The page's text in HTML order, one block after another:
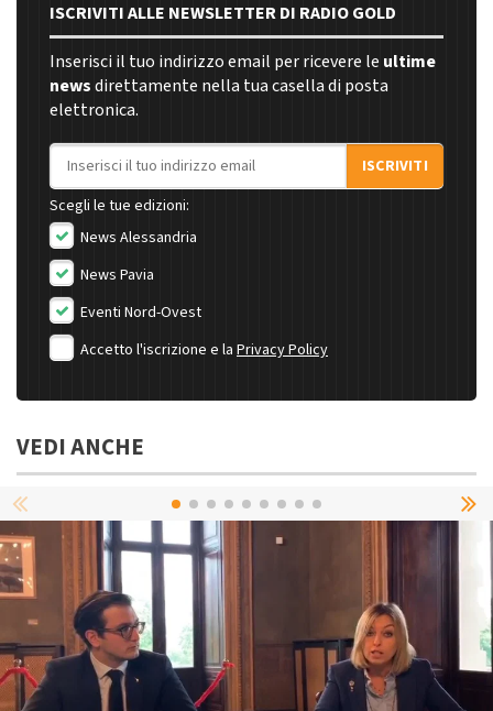
ISCRIVITI ALLE NEWSLETTER DI RADIO GOLD
Inserisci il tuo indirizzo email per ricevere le ultime
newsdirettamente nella tua casella di posta
elettronica.
Indirizzo email
ISCRIVITI
Scegli le tue edizioni:
News Alessandria
News Pavia
Eventi Nord-Ovest
Accetto l'iscrizione e la Privacy Policy
VEDI ANCHE